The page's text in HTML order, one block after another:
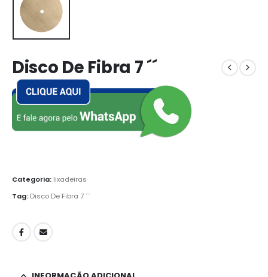
Disco De Fibra 7 ´´
Categoria: lixadeiras
Tag: Disco De Fibra 7 ´´